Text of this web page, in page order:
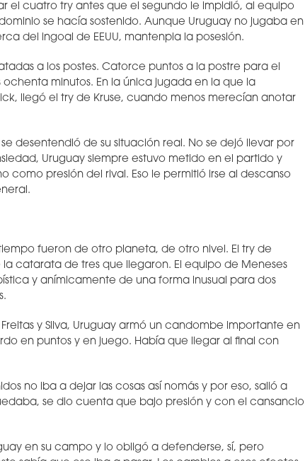
el cuatro try antes que el segundo le impidió, al equipo
se hacía sostenido. Aunque Uruguay no jugaba en
del ingoal de EEUU, mantenpia la posesión.
a los postes. Catorce puntos a la postre para el
minutos. En la única jugada en la que la
llegó el try de Kruse, cuando menos merecían anotar
desentendió de su situación real. No se dejó llevar por
Uruguay siempre estuvo metido en el partido y
presión del rival. Eso le permitió irse al descanso
fueron de otro planeta, de otro nivel. El try de
catarata de tres que llegaron. El equipo de Meneses
y anímicamente de una forma inusual para dos
y Silva, Uruguay armó un candombe importante en
en puntos y en juego. Había que llegar al final con
no iba a dejar las cosas así nomás y por eso, salió a
se dio cuenta que bajo presión y con el cansancio
en su campo y lo obligó a defenderse, sí, pero